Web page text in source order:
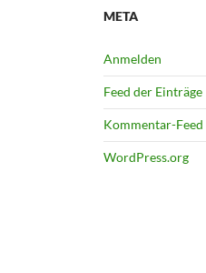
META
Anmelden
Feed der Einträge
Kommentar-Feed
WordPress.org